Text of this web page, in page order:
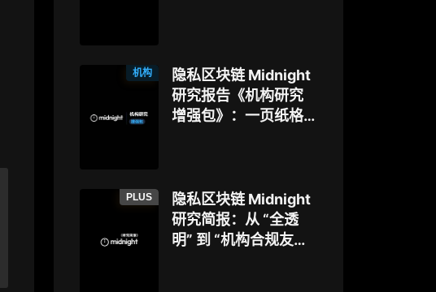
机构
隐私区块链 Midnight
研究报告《机构研究
增强包》：一页纸格
PLUS
隐私区块链 Midnight
研究简报：从 “全透
明” 到 “机构合规友